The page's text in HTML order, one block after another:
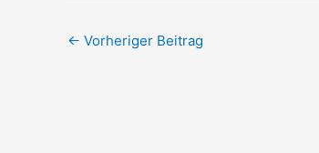
← Vorheriger Beitrag